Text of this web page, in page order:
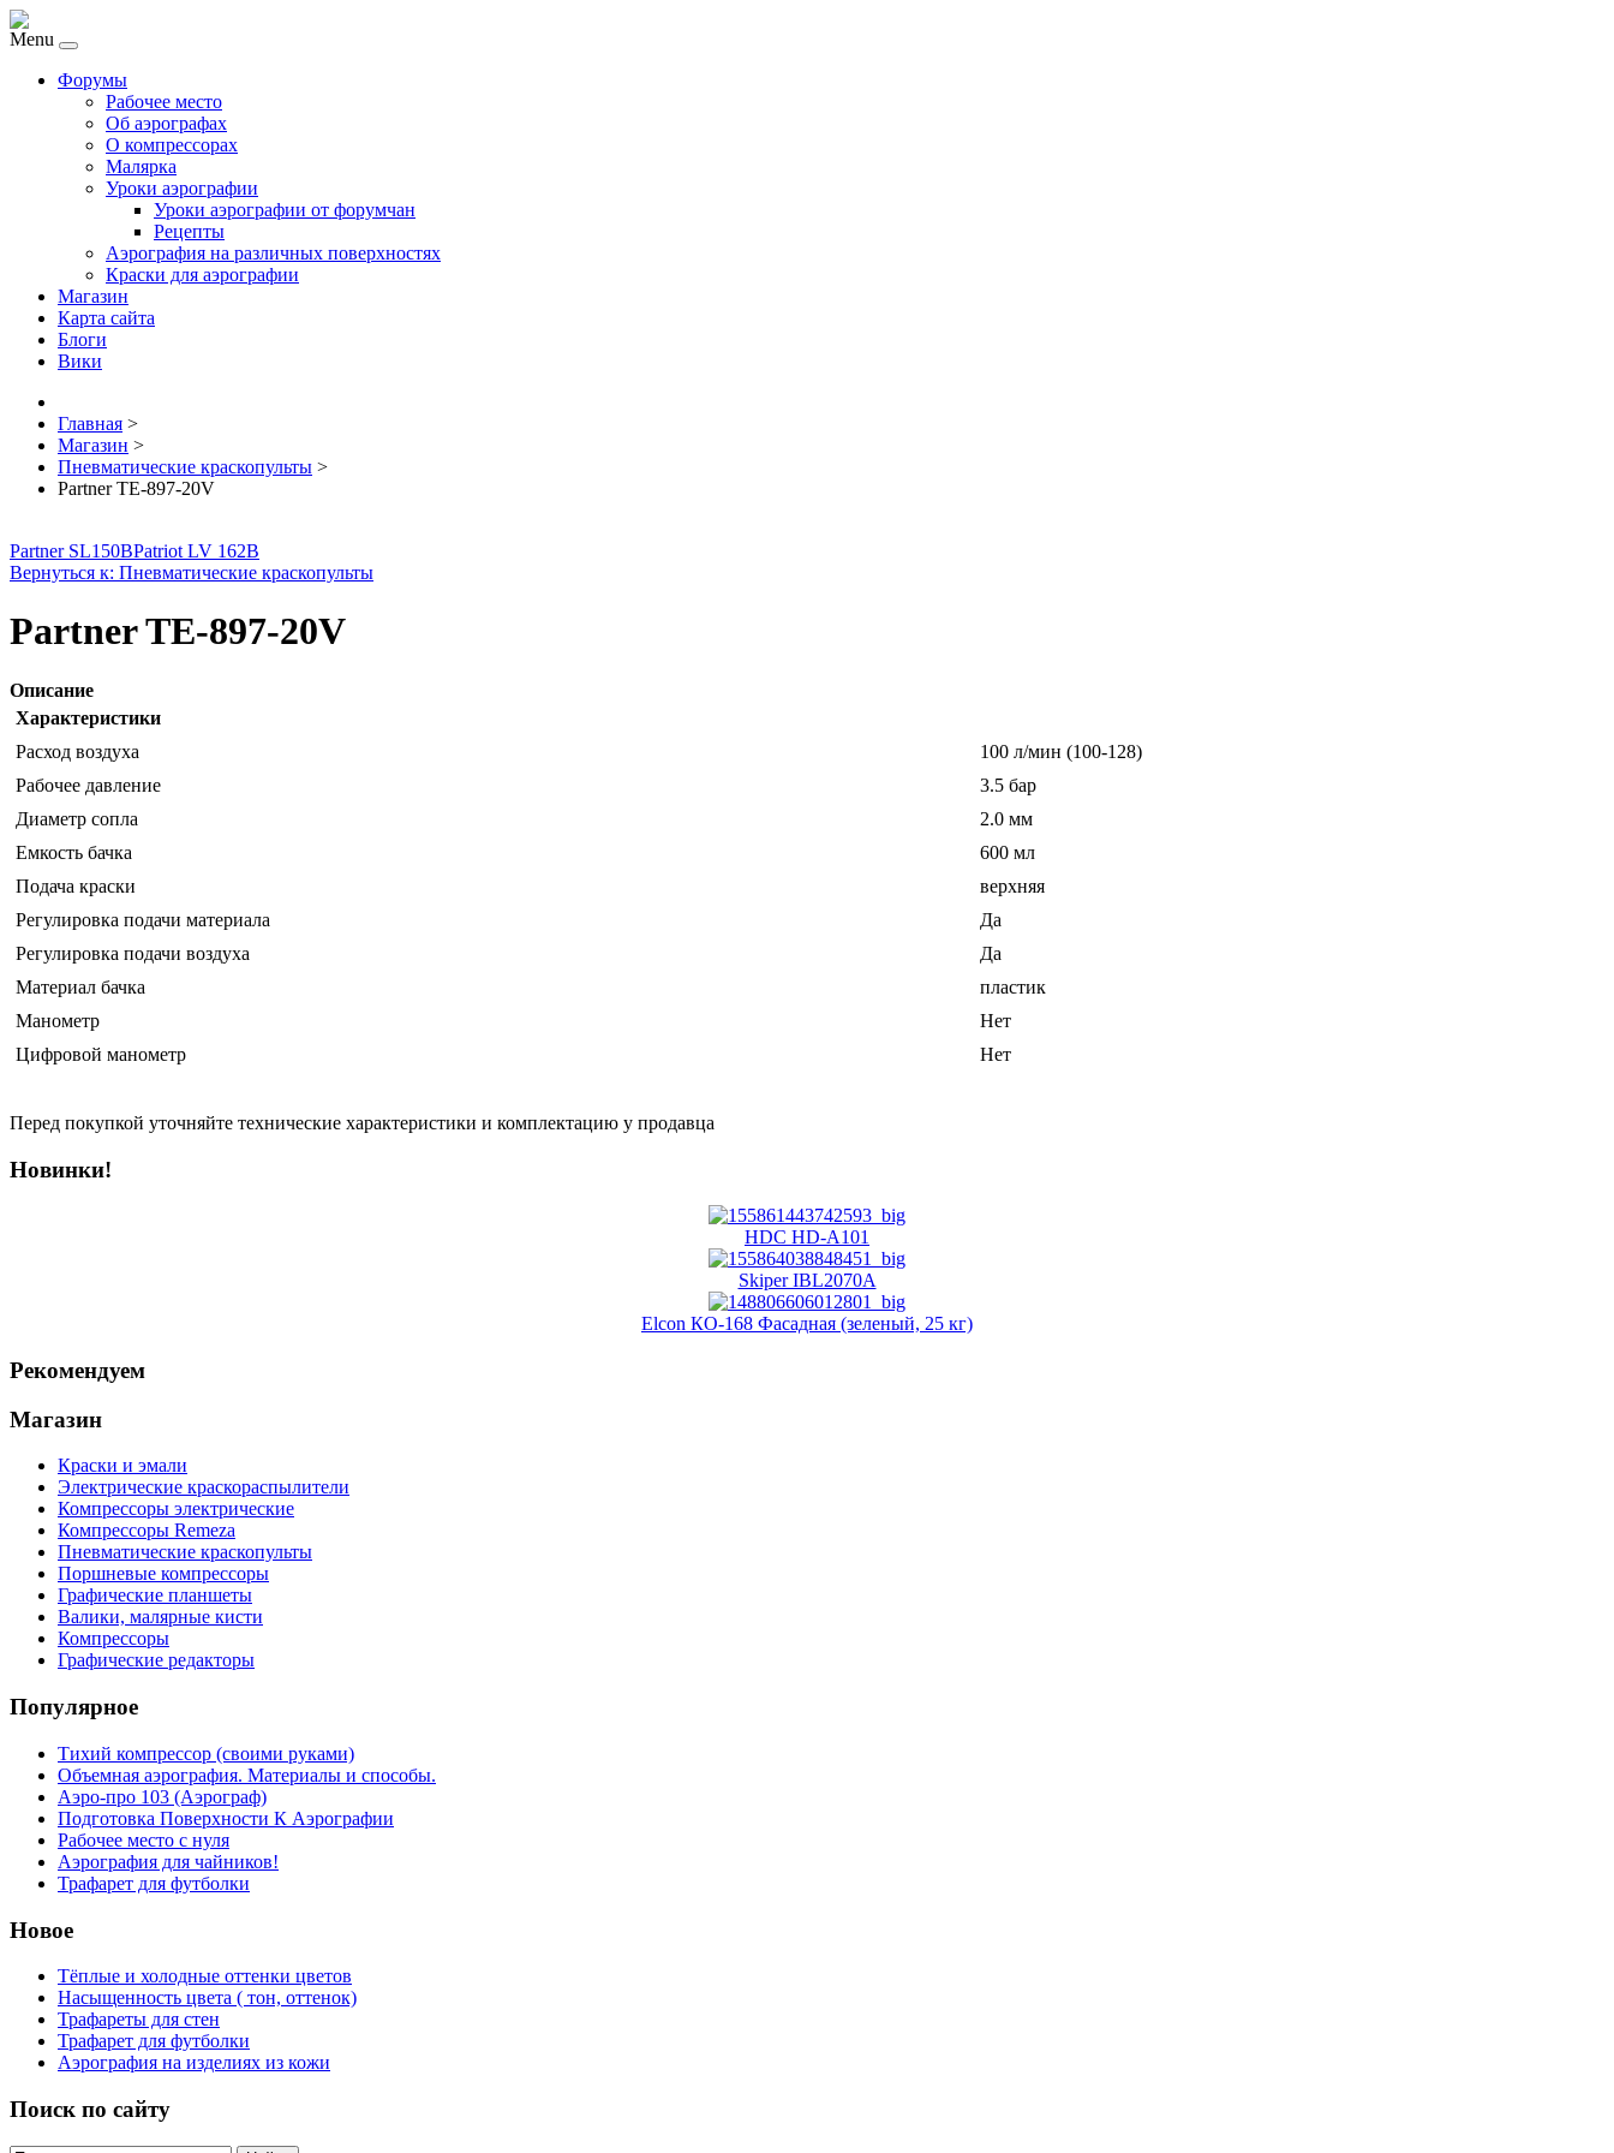
Menu
Форумы
Рабочее место
Об аэрографах
О компрессорах
Малярка
Уроки аэрографии
Уроки аэрографии от форумчан
Рецепты
Аэрография на различных поверхностях
Краски для аэрографии
Магазин
Карта сайта
Блоги
Вики
Главная >
Магазин >
Пневматические краскопульты >
Partner TE-897-20V
Partner SL150BPatriot LV 162B
Вернуться к: Пневматические краскопульты
Partner TE-897-20V
Описание
Характеристики
Расход воздуха
100 л/мин (100-128)
Рабочее давление
3.5 бар
Диаметр сопла
2.0 мм
Емкость бачка
600 мл
Подача краски
верхняя
Регулировка подачи материала
Да
Регулировка подачи воздуха
Да
Материал бачка
пластик
Манометр
Нет
Цифровой манометр
Нет
Перед покупкой уточняйте технические характеристики и комплектацию у продавца
Новинки!
HDC HD-A101
Skiper IBL2070A
Elcon КО-168 Фасадная (зеленый, 25 кг)
Рекомендуем
Магазин
Краски и эмали
Электрические краскораспылители
Компрессоры электрические
Компрессоры Remeza
Пневматические краскопульты
Поршневые компрессоры
Графические планшеты
Валики, малярные кисти
Компрессоры
Графические редакторы
Популярное
Тихий компрессор (своими руками)
Объемная аэрография. Материалы и способы.
Аэро-про 103 (Аэрограф)
Подготовка Поверхности К Аэрографии
Рабочее место с нуля
Аэрография для чайников!
Трафарет для футболки
Новое
Тёплые и холодные оттенки цветов
Насыщенность цвета ( тон, оттенок)
Трафареты для стен
Трафарет для футболки
Аэрография на изделиях из кожи
Поиск по сайту